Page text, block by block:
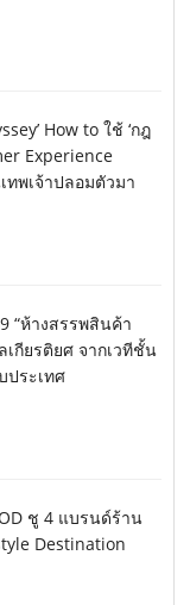
How to ใช้ ‘กฎ
Experience
ทพเจ้าปลอมตัวมา
“ห้างสรรพสินค้า
เกียรติยศ จากเวทีชั้น
ประเทศ
ชู 4 แบรนด์ร้าน
Destination